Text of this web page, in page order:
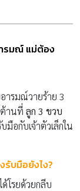
ารมณ์ แม่ต้อง
รมณ์วายร้าย 3
านที่ ลูก 3 ขวบ
มือกับเจ้าตัวเล็กใน
รับมือยังไง?
ด้โรยด้วยกลีบ